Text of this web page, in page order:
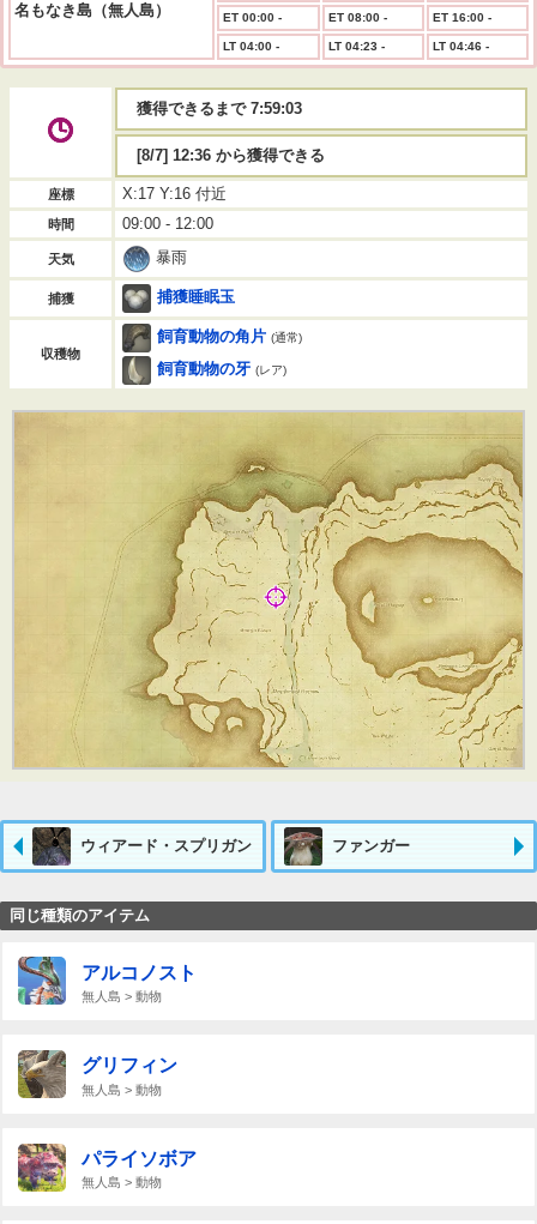
名もなき島（無人島） ET 00:00 - ET 08:00 - ET 16:00 -
LT 04:00 - LT 04:23 - LT 04:46 -
獲得できるまで 7:59:02
[8/7] 12:36 から獲得できる
座標 X:17 Y:16 付近
時間 09:00 - 12:00
天気 暴雨
捕獲 捕獲睡眠玉
収穫物
飼育動物の角片 (通常)
飼育動物の牙 (レア)
ウィアード・スプリガン ファンガー
同じ種類のアイテム
アルコノスト
無人島 > 動物
グリフィン
無人島 > 動物
パライソボア
無人島 > 動物